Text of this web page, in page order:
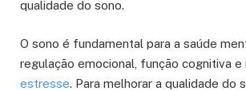
qualidade do sono.
O sono é fundamental para a saúde
regulação emocional, função cognitiva e
estresse. Para melhorar a qualidade do